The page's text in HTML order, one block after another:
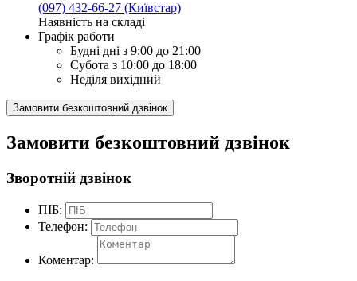
(097) 432-66-27 (Київстар)
Наявність на складі
Графік работи
Будні дні з 9:00 до 21:00
Субота з 10:00 до 18:00
Неділя вихідний
Замовити безкоштовний дзвінок
Замовити безкоштовний дзвінок
Зворотній дзвінок
ПІБ:
Телефон:
Коментар: